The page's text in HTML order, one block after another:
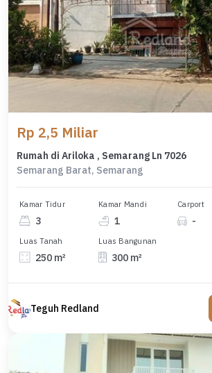
Rp 2,5 Miliar
Rumah di Ariloka , Semarang Ln 7026
Semarang Barat, Semarang
Kamar Tidur
3
Kamar Mandi
1
Carport
-
Luas Tanah
250 m²
Luas Bangunan
300 m²
Teguh Redland